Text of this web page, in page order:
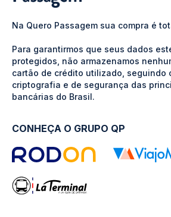
Na Quero Passagem sua compra é
Para garantirmos que seus dados
protegidos, não armazenamos
cartão de crédito utilizado, seguindo
criptografia e de segurança das
bancárias do Brasil.
CONHEÇA O GRUPO QP